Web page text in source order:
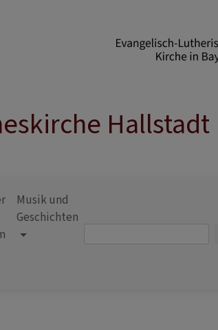
Hallstadt
Musik und
Geschichten